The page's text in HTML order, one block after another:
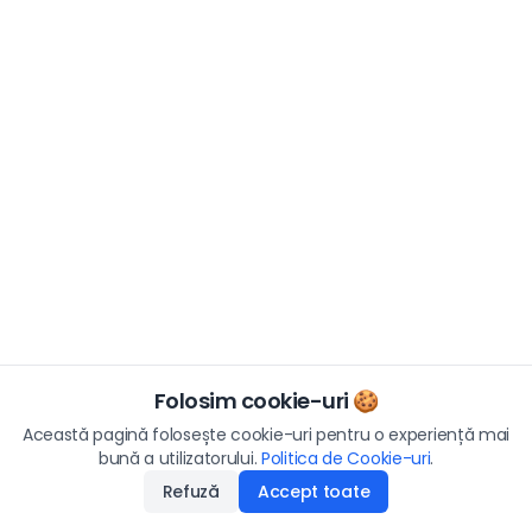
Folosim cookie-uri 🍪
Această pagină folosește cookie-uri pentru o experiență mai
bună a utilizatorului. Politica de Cookie-uri.
Refuză
Accept toate